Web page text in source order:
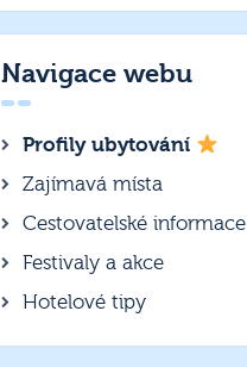
Navigace webu
Profily ubytování
Zajímavá místa
Cestovatelské informace
Festivaly a akce
Hotelové tipy